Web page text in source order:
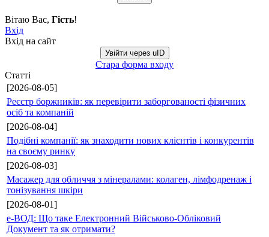
Вітаю Вас, Гість!
Вхід
Вхід на сайт
Увійти через uID
Стара форма входу
Статті
[2026-08-05]
Реєстр боржників: як перевірити заборгованості фізичних
осіб та компаній
[2026-08-04]
Подібні компанії: як знаходити нових клієнтів і конкурентів
на своєму ринку
[2026-08-03]
Масажер для обличчя з мінералами: колаген, лімфодренаж і
тонізування шкіри
[2026-08-01]
е-ВОД: Що таке Електронний Військово-Обліковий
Документ та як отримати?